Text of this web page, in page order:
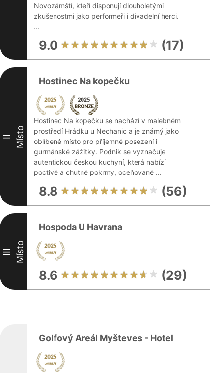
Novozámští, kteří disponují dlouholetými
zkušenostmi jako performeři i divadelní herci.
...
9.0 (17)
II Místo
Hostinec Na kopečku
Hostinec Na kopečku se nachází v malebném
prostředí Hrádku u Nechanic a je známý jako
oblíbené místo pro příjemné posezení i
gurmánské zážitky. Podnik se vyznačuje
autentickou českou kuchyní, která nabízí
poctivé a chutné pokrmy, oceňované ...
8.8 (56)
III Místo
Hospoda U Havrana
8.6 (29)
Golfový Areál Myšteves - Hotel